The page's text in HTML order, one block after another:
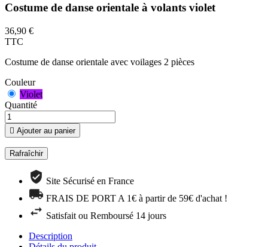
Costume de danse orientale à volants violet
36,90 €
TTC
Costume de danse orientale avec voilages 2 pièces
Couleur
Violet
Quantité
 Ajouter au panier
Site Sécurisé en France
FRAIS DE PORT A 1€ à partir de 59€ d'achat !
Satisfait ou Remboursé 14 jours
Description